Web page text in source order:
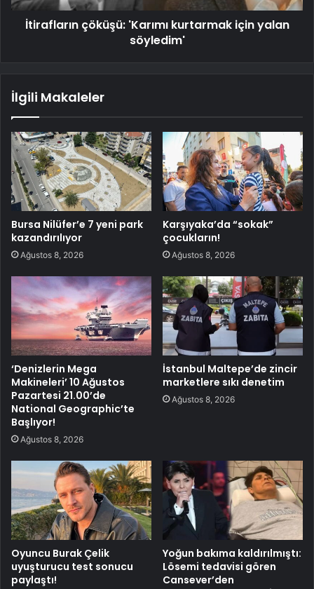
İtirafların çöküşü: 'Karımı kurtarmak için yalan
söyledim'
İlgili Makaleler
Bursa Nilüfer’e 7 yeni park
kazandırılıyor
Ağustos 8, 2026
Karşıyaka’da “sokak”
çocukların!
Ağustos 8, 2026
‘Denizlerin Mega
Makineleri’ 10 Ağustos
Pazartesi 21.00’de
National Geographic’te
Başlıyor!
Ağustos 8, 2026
İstanbul Maltepe’de zincir
marketlere sıkı denetim
Ağustos 8, 2026
Oyuncu Burak Çelik
uyuşturucu test sonucu
paylaştı!
Yoğun bakıma kaldırılmıştı:
Lösemi tedavisi gören
Cansever’den